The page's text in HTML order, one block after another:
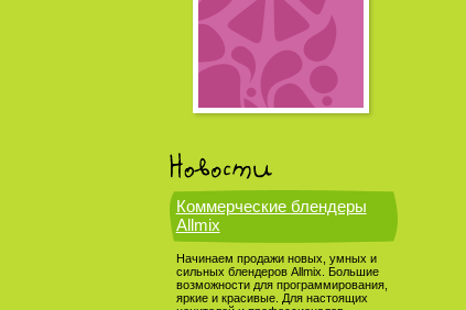
Коммерческие блендеры
Allmix
Начинаем продажи новых, умных и
сильных блендеров Allmix. Большие
возможности для программирования,
яркие и красивые. Для настоящих